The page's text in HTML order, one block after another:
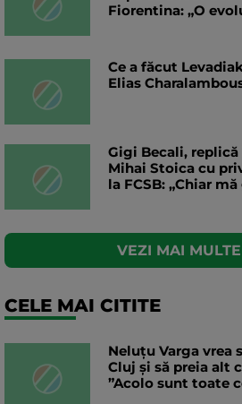
Fiorentina: „O
Ce a făcut
Elias
Gigi Becali,
Mihai Stoica cu
la FCSB: „Chiar
VEZI MAI
CELE MAI CITITE
Neluțu Varga vrea
Cluj și să preia alt
”Acolo sunt toate